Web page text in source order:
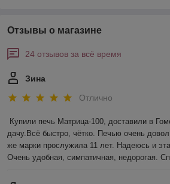
Отзывы о магазине
24 отзывов за всё время
Зина
Отлично
Купили печь Матрица-100, доставили в
дачу.Всё быстро, чётко. Печью очень
же марки прослужила 11 лет. Надеюсь и
Очень удобная, симпатичная, недорогая.